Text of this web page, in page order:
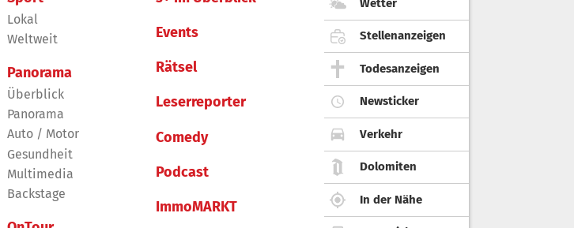
Lokal
Weltweit
Panorama
Überblick
Panorama
Auto / Motor
Gesundheit
Multimedia
Backstage
Events
Rätsel
Leserreporter
Comedy
Podcast
ImmoMARKT
Wetter
Stellenanzeigen
Todesanzeigen
Newsticker
Verkehr
Dolomiten
In der Nähe